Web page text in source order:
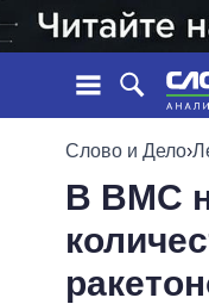
ЛЕНТА
СОБЫТИЯ
СТАТЬИ
Слово и Дело›
В ВМС